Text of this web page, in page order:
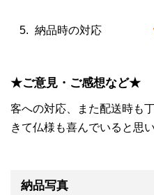
納品時の対応
★ご意見・ご感想など★
客への対応、また配送時も
きて仏様も喜んでいると思い
納品写真